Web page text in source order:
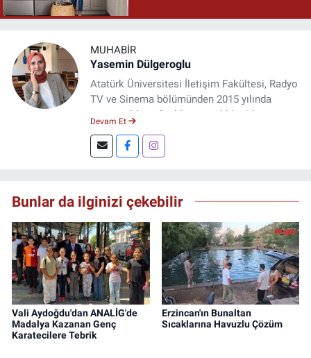
MUHABIR
Yasemin Dülgeroglu
Atatürk Üniversitesi İletişim Fakültesi, Radyo
TV ve Sinema bölümünden 2015 yılında
mezun oldum. 3 yıl kurumsal bir şirkette
DoğuGazetesi.com internet haber sitesinde
muhabirlik yapıyor ve içerik üretiyorum.
Devam Et
Bunlar da ilginizi çekebilir
Vali Aydoğdu'dan ANALİG'de
Madalya Kazanan Genç
Karatecilere Tebrik
Erzincan'ın Bunaltan
Sıcaklarına Havuzlu Çözüm